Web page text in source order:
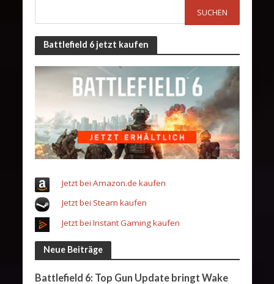
Battlefield 6 jetzt kaufen
Jetzt bei Amazon.de kaufen
Jetzt bei Steam kaufen
Jetzt bei Instant Gaming kaufen
Neue Beiträge
Battlefield 6: Top Gun Update bringt Wake